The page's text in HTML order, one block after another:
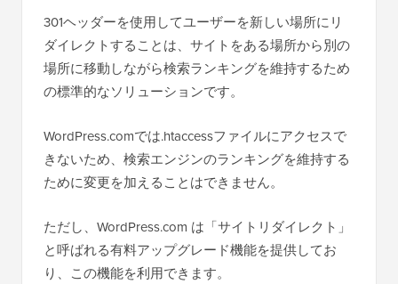
301ヘッダーを使用してユーザーを新しい場所にリ
ダイレクトすることは、サイトをある場所から別の
場所に移動しながら検索ランキングを維持するため
の標準的なソリューションです。
WordPress.comでは.htaccessファイルにアクセスで
きないため、検索エンジンのランキングを維持する
ために変更を加えることはできません。
ただし、WordPress.com は「サイトリダイレクト」
と呼ばれる有料アップグレード機能を提供してお
り、この機能を利用できます。